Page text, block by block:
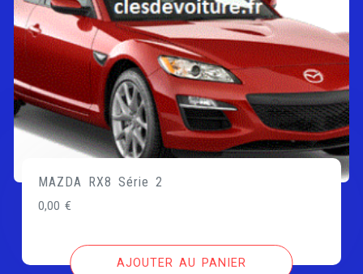
MAZDA RX8 Série 2
0,00€
AJOUTER AU PANIER